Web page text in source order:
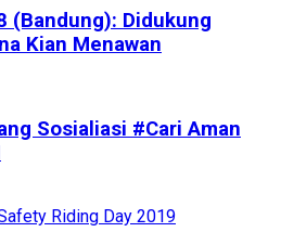
(Bandung): Didukung
Kian Menawan
Sosialiasi #Cari Aman